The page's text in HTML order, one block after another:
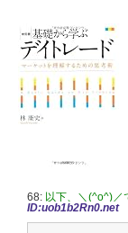
68: 以下、＼(^o^)／
ID:uob1b2Rn0.net